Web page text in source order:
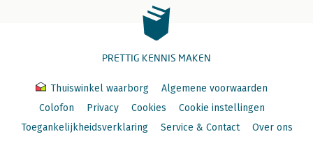
-Vanuit innerlijke overtuiging
-Conclusies
13. Transitie: van verstarring naar vitaliteit
-Inleiding
PRETTIG KENNIS MAKEN
Thuiswinkel waarborg
Algemene voorwaarden
Colofon
Privacy Cookies
Cookie instellingen
Toegankelijkheidsverklaring
Service & Contact Over ons